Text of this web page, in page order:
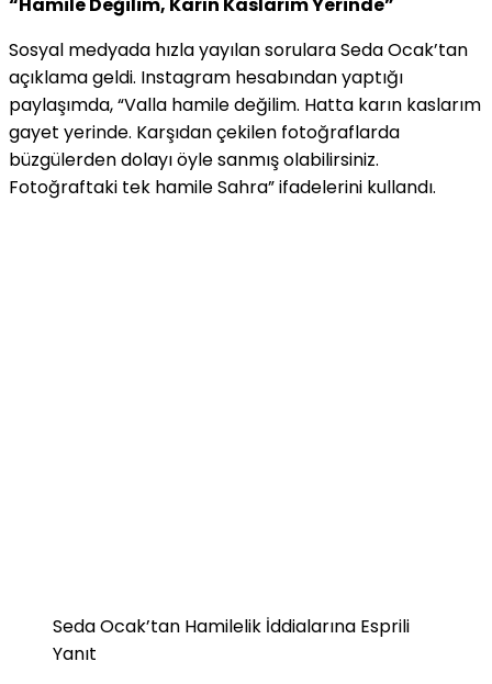
Sosyal medyada hızla yayılan sorulara Seda Ocak’tan
açıklama geldi. Instagram hesabından yaptığı
paylaşımda, “Valla hamile değilim. Hatta karın kaslarım
gayet yerinde. Karşıdan çekilen fotoğraflarda
büzgülerden dolayı öyle sanmış olabilirsiniz.
Fotoğraftaki tek hamile Sahra” ifadelerini kullandı.
Seda Ocak’tan Hamilelik İddialarına Esprili
Yanıt